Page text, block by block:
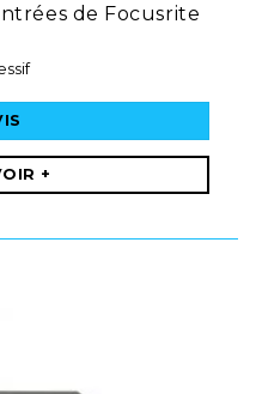
de Focusrite
+